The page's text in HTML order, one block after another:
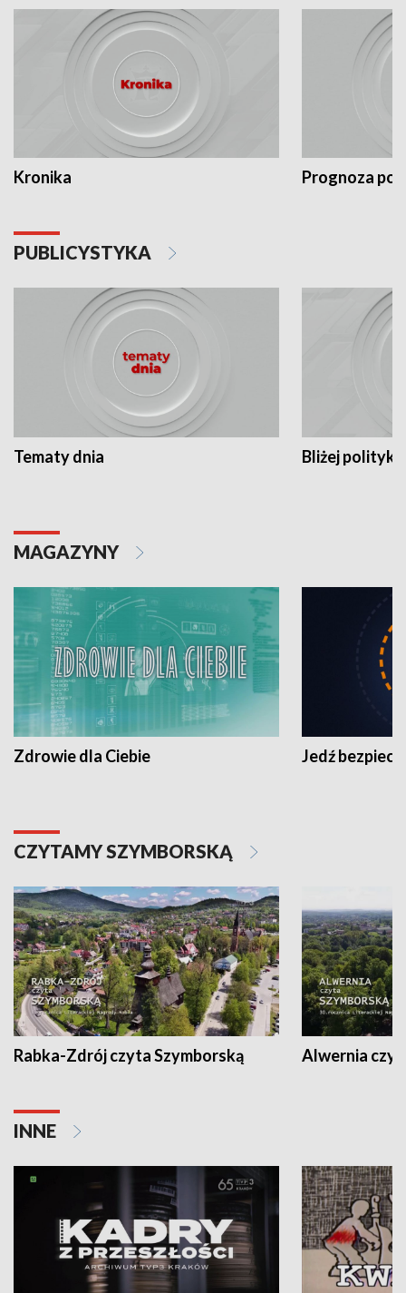
Kronika Prognoza
PUBLICYSTYKA
Tematy dnia Bliżej polityki
MAGAZYNY
Zdrowie dla Ciebie Jedź
CZYTAMY SZYMBORSKĄ
Rabka-Zdrój czyta Szymborską Alwernia
INNE